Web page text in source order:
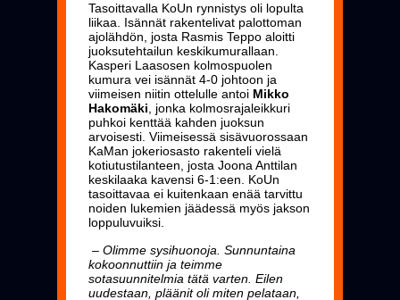
Tasoittavalla KoUn rynnistys oli lopulta
liikaa. Isännät rakentelivat palottoman
ajolähdön, josta Rasmis Teppo aloitti
juoksutehtailun keskikumurallaan.
Kasperi Laasosen kolmospuolen
kumura vei isännät 4-0 johtoon ja
viimeisen niitin ottelulle antoi Mikko
Hakomäki , jonka kolmosrajaleikkuri
puhkoi kenttää kahden juoksun
arvoisesti. Viimeisessä sisävuorossaan
KaMan jokeriosasto rakenteli vielä
kotiutustilanteen, josta Joona Anttilan
keskilaaka kavensi 6-1:een. KoUn
tasoittavaa ei kuitenkaan enää tarvittu
noiden lukemien jäädessä myös jakson
loppuluvuiksi.
– Olimme sysihuonoja. Sunnuntaina
kokoonnuttiin ja teimme
sotasuunnitelmia tätä varten. Eilen
uudestaan, pläänit oli miten pelataan,